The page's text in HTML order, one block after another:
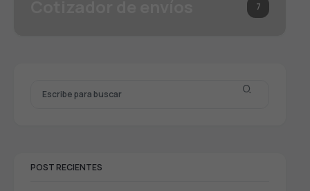
7
POST RECIENTES